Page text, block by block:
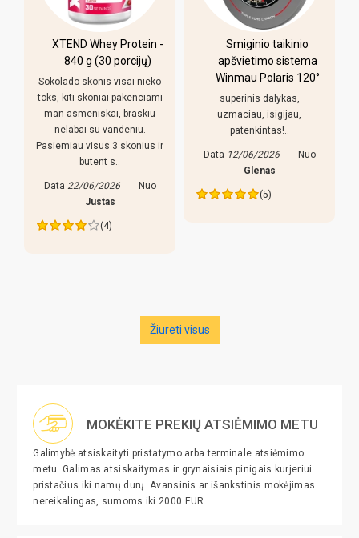
XTEND Whey Protein -
840 g (30 porcijų)
Sokolado skonis visai nieko
toks, kiti skoniai pakenciami
man asmeniskai, braskiu
nelabai su vandeniu.
Pasiemiau visus 3 skonius ir
butent s..
Data 22/06/2026
Nuo
Justas
(4)
Smiginio taikinio
apšvietimo sistema
Winmau Polaris 120°
superinis dalykas,
uzmaciau, isigijau,
patenkintas!..
Data 12/06/2026
Nuo
Glenas
(5)
Žiureti visus
MOKĖKITE PREKIŲ ATSIĖMIMO METU
Galimybė atsiskaityti pristatymo arba terminale atsiėmimo
metu. Galimas atsiskaitymas ir grynaisiais pinigais kurjeriui
pristačius iki namų durų. Avansinis ar išankstinis mokėjimas
nereikalingas, sumoms iki 2000 EUR.